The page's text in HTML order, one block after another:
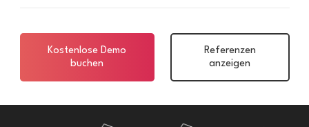
Kostenlose Demo
buchen
Referenzen
anzeigen